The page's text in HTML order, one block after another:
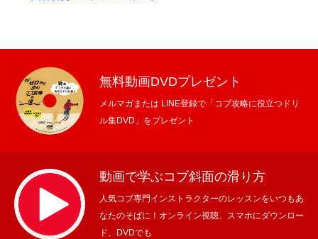
無料動画DVDプレゼント
メルマガまたは LINE登録で「コブ攻略に役立つドリ
ル集DVD」をプレゼント
動画で学ぶコブ斜面の滑り方
人気コブ専門インストラクターのレッスンをいつもあ
なたのそばに！オンライン視聴、スマホにダウンロー
ド、DVDでも